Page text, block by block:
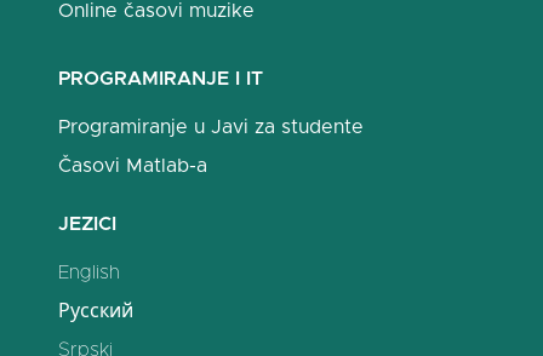
Online časovi muzike
PROGRAMIRANJE I IT
Programiranje u Javi za studente
Časovi Matlab-a
JEZICI
English
Русский
Srpski